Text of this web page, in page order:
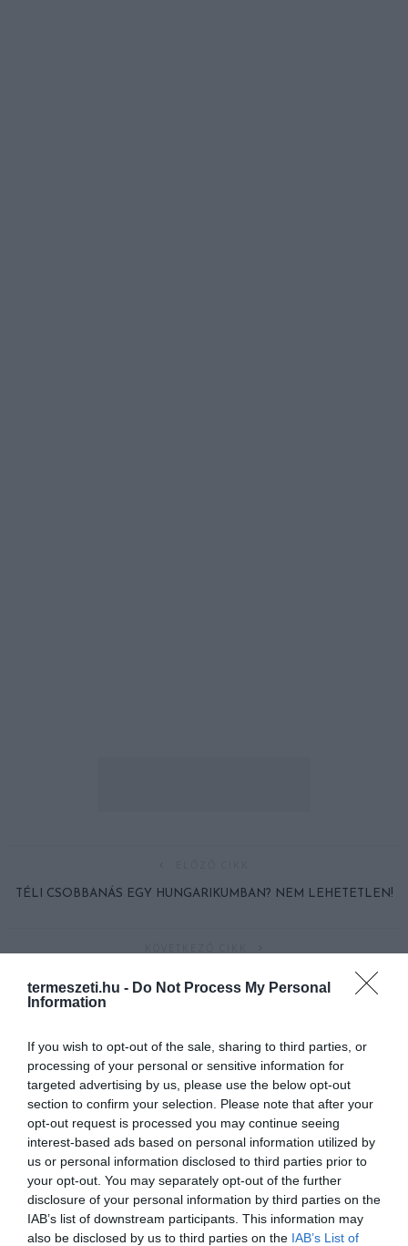
termeszeti.hu - Do Not Process My Personal
Information
If you wish to opt-out of the sale, sharing to third parties, or
processing of your personal or sensitive information for
targeted advertising by us, please use the below opt-out
section to confirm your selection. Please note that after your
opt-out request is processed you may continue seeing
interest-based ads based on personal information utilized by
us or personal information disclosed to third parties prior to
your opt-out. You may separately opt-out of the further
disclosure of your personal information by third parties on the
IAB’s list of downstream participants. This information may
also be disclosed by us to third parties on the IAB’s List of
TÉLI CSOBBANÁS EGY HUNGARIKUMBAN? NEM LEHETETLEN!
MÁR VÁGJÁK A FENYŐFÁKAT ZALÁBAN – IDÉN A TAVALYIHOZ
HASONLÓ ÁRAK VÁRHATÓAK!
HASONLÓ ÉRDEKESSÉGEK